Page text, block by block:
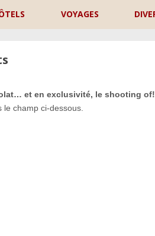
VOYAGES
et en exclusivité, le shooting of!
champ ci-dessous.